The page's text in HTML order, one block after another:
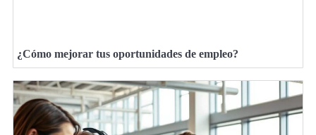
¿Cómo mejorar tus oportunidades de empleo?